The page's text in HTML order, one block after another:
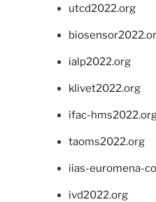
utcd2022.org
ialp2022.org
klivet2022.org
ifac-
taoms2022.org
iias-euromena-
ivd2022.org